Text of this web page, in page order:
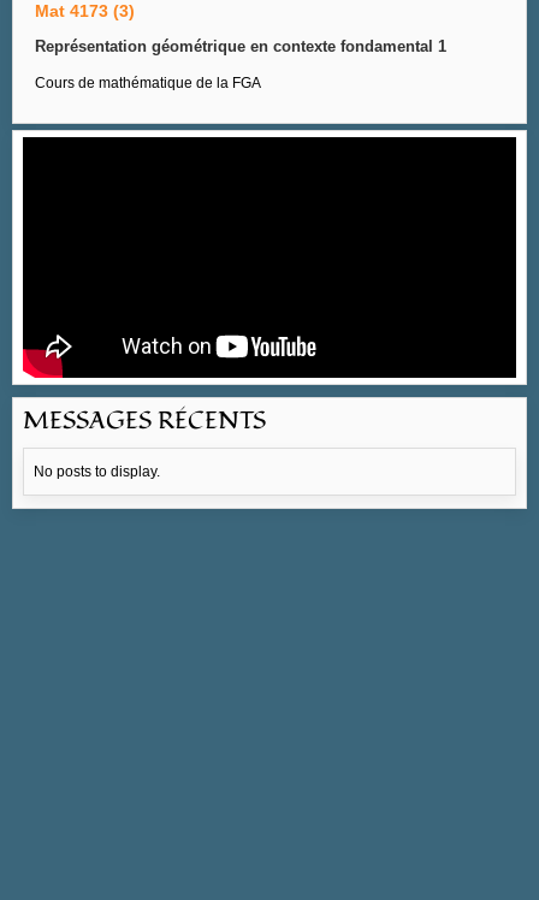
Mat 4173 (3)
Représentation géométrique en contexte fondamental 1
Cours de mathématique de la FGA
MESSAGES RÉCENTS
No posts to display.